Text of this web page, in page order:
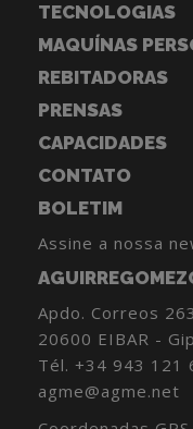
TECNOLOGIAS
MAQUÍNAS
REBITADORAS
PRENSAS
CAPACIDADES
CONTATO
BOLETIM
Assine a nossa
Apdo. Correos
20600 EIBAR -
Tél. +34 943 121
agme@agme.net